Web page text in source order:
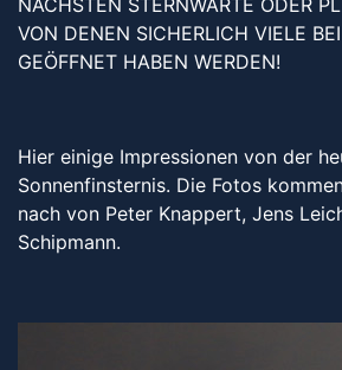
NÄCHSTEN STERNWARTE ODER
VON DENEN SICHERLICH VIELE
GEÖFFNET HABEN WERDEN!
Hier einige Impressionen von der
Sonnenfinsternis. Die Fotos
nach von Peter Knappert, Jens
Schipmann.